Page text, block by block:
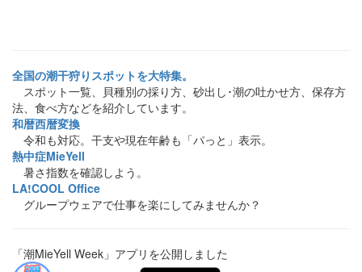
全国の潮干狩りスポットを大特集。
スポット一覧、貝種別の採り方、砂出し･潮の吐かせ方、保存方
法、食べ方などを紹介しています。
和暦西暦変換
令和も対応。干支や現在年齢も「パっと」表示。
熱中症MieYell
暑さ指数を確認しよう。
LA!COOL Office
グループウェアで仕事を楽にしてみませんか？
「潮MieYell Week」アプリを公開しました